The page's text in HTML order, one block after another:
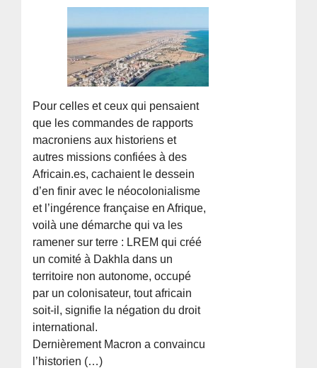
Pour celles et ceux qui pensaient
que les commandes de rapports
macroniens aux historiens et
autres missions confiées à des
Africain.es, cachaient le dessein
d’en finir avec le néocolonialisme
et l’ingérence française en Afrique,
voilà une démarche qui va les
ramener sur terre : LREM qui créé
un comité à Dakhla dans un
territoire non autonome, occupé
par un colonisateur, tout africain
soit-il, signifie la négation du droit
international.
Dernièrement Macron a convaincu
l’historien (…)